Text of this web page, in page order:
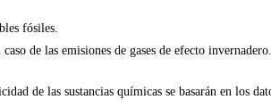
fósiles.
de las emisiones de gases de efecto invernadero.
de las sustancias químicas se basarán en los